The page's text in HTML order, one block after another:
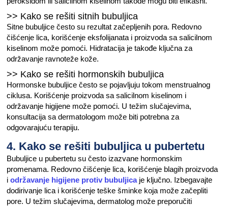
>> Kako se rešiti sitnih bubuljica
Sitne bubuljice često su rezultat začepljenih pora. Redovno
čišćenje lica, korišćenje eksfolijanata i proizvoda sa salicilnom
kiselinom može pomoći. Hidratacija je takođe ključna za
održavanje ravnoteže kože.
>> Kako se rešiti hormonskih bubuljica
Hormonske bubuljice često se pojavljuju tokom menstrualnog
ciklusa. Korišćenje proizvoda sa salicilnom kiselinom i
održavanje higijene može pomoći. U težim slučajevima,
konsultacija sa dermatologom može biti potrebna za
odgovarajuću terapiju.
4. Kako se rešiti bubuljica u pubertetu
Bubuljice u pubertetu su često izazvane hormonskim
promenama. Redovno čišćenje lica, korišćenje blagih proizvoda
iodržavanje higijene protiv bubuljicaje ključno. Izbegavajte
dodirivanje lica i korišćenje teške šminke koja može začepliti
pore. U težim slučajevima, dermatolog može preporučiti